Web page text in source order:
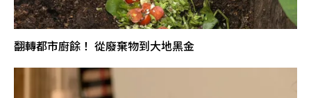
翻轉都市廚餘！ 從廢棄物到大地黑金